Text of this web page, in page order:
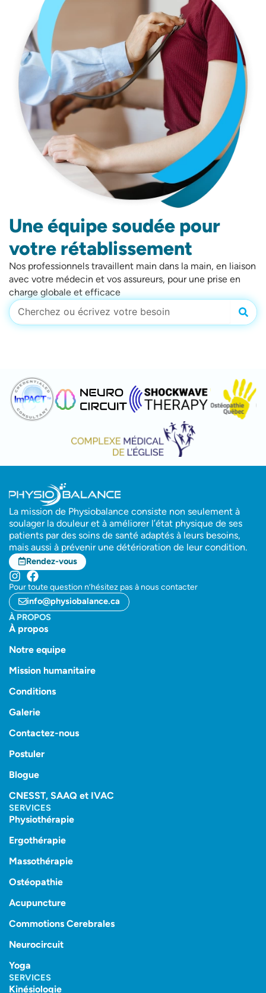
Une équipe soudée pour
votre rétablissement
Nos professionnels travaillent main dans la main, en liaison
avec votre médecin et vos assureurs, pour une prise en
charge globale et efficace
Rechercher
La mission de Physiobalance consiste non seulement à
soulager la douleur et à améliorer l’état physique de ses
patients par des soins de santé adaptés à leurs besoins,
mais aussi à prévenir une détérioration de leur condition.
Rendez-vous
Pour toute question n’hésitez pas à nous contacter
info@physiobalance.ca
À PROPOS
À propos
Notre equipe
Mission humanitaire
Conditions
Galerie
Contactez-nous
Postuler
Blogue
CNESST, SAAQ et IVAC
SERVICES
Physiothérapie
Ergothérapie
Massothérapie
Ostéopathie
Acupuncture
Commotions Cerebrales
Neurocircuit
Yoga
SERVICES
Kinésiologie